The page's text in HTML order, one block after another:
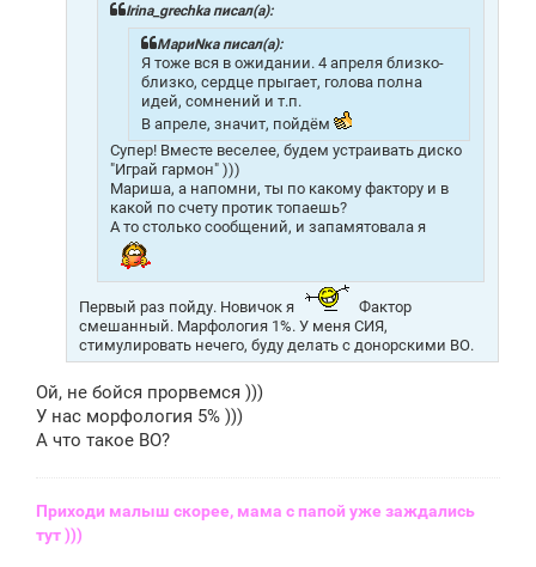
Irina_grechka писал(а):
МариNка писал(а):
Я тоже вся в ожидании. 4 апреля близко-
близко, сердце прыгает, голова полна
идей, сомнений и т.п.
В апреле, значит, пойдём
Супер! Вместе веселее, будем устраивать диско
"Играй гармон" )))
Мариша, а напомни, ты по какому фактору и в
какой по счету протик топаешь?
А то столько сообщений, и запамятовала я
Первый раз пойду. Новичок я
Фактор
смешанный. Марфология 1%. У меня СИЯ,
стимулировать нечего, буду делать с донорскими ВО.
Ой, не бойся прорвемся )))
У нас морфология 5% )))
А что такое ВО?
Приходи малыш скорее, мама с папой уже заждались
тут )))